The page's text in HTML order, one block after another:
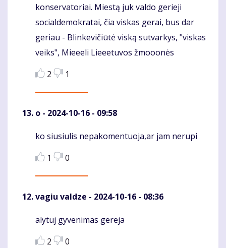
konservatoriai. Miestą juk valdo gerieji
socialdemokratai, čia viskas gerai, bus dar
geriau - Blinkevičiūtė viską sutvarkys, "viskas
veiks", Mieeeli Lieeetuvos žmooonės
2
1
o - 2024-10-16 - 09:58
Komentaras
ko siusiulis nepakomentuoja,ar jam nerupi
1
0
vagiu valdze - 2024-10-16 - 08:36
Komentaras
alytuj gyvenimas gereja
2
0